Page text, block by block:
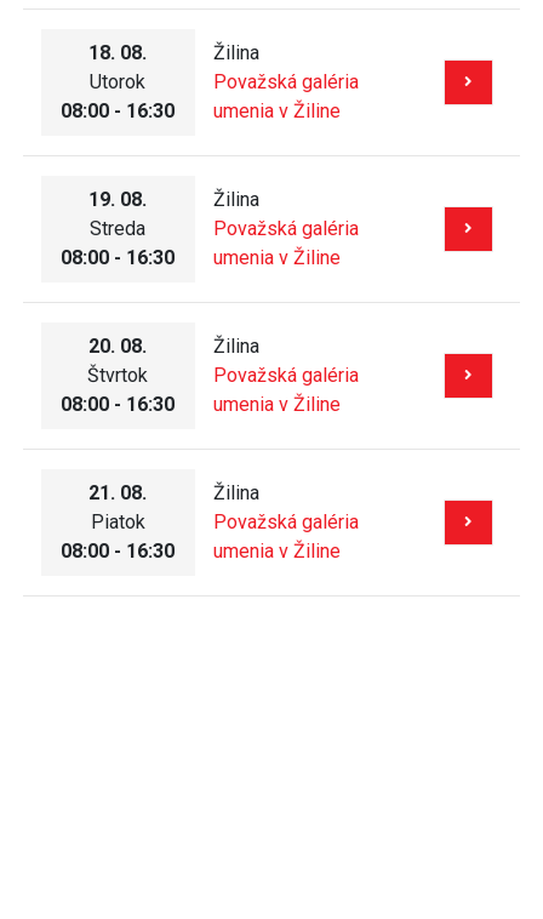
18. 08.
Utorok
08:00 - 16:30
Žilina
Považská galéria
umenia v Žiline
19. 08.
Streda
08:00 - 16:30
Žilina
Považská galéria
umenia v Žiline
20. 08.
Štvrtok
08:00 - 16:30
Žilina
Považská galéria
umenia v Žiline
21. 08.
Piatok
08:00 - 16:30
Žilina
Považská galéria
umenia v Žiline